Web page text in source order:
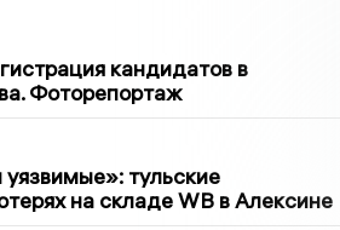
кандидатов в
Фоторепортаж
тульские
на складе WB в Алексине